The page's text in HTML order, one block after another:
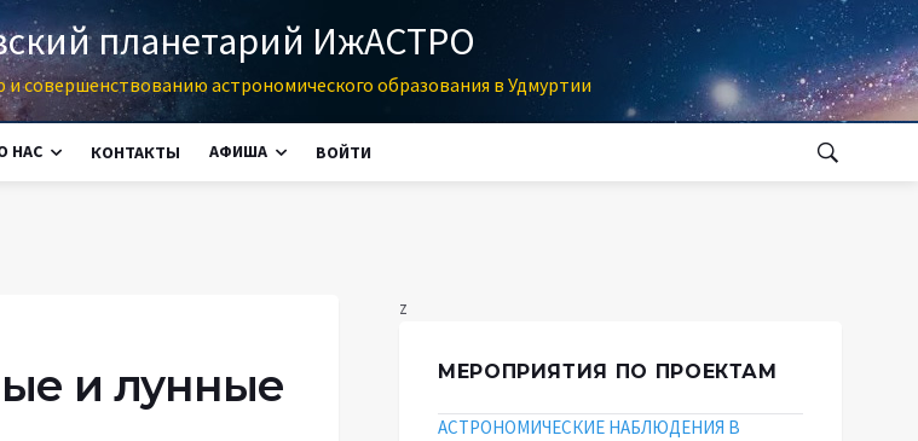
планетарий ИжАСТРО
совершенствованию астрономического образования в Удмуртии
НАС КОНТАКТЫ АФИША ВОЙТИ
и лунные
z
МЕРОПРИЯТИЯ ПО ПРОЕКТАМ
АСТРОНОМИЧЕСКИЕ НАБЛЮДЕНИЯ В